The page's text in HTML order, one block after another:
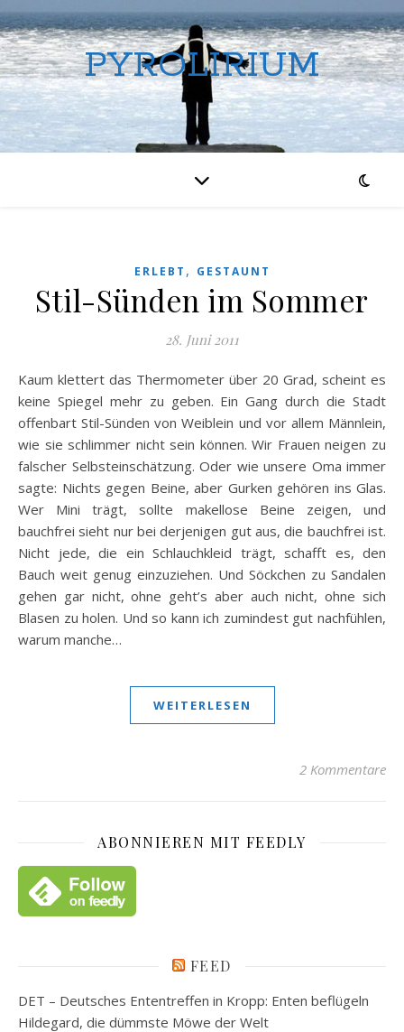
PYROLIRIUM
ERLEBT , GESTAUNT
Stil-Sünden im Sommer
28. Juni 2011
Kaum klettert das Thermometer über 20 Grad, scheint es
keine Spiegel mehr zu geben. Ein Gang durch die Stadt
offenbart Stil-Sünden von Weiblein und vor allem Männlein,
wie sie schlimmer nicht sein können. Wir Frauen neigen zu
falscher Selbsteinschätzung. Oder wie unsere Oma immer
sagte: Nichts gegen Beine, aber Gurken gehören ins Glas.
Wer Mini trägt, sollte makellose Beine zeigen, und
bauchfrei sieht nur bei derjenigen gut aus, die bauchfrei ist.
Nicht jede, die ein Schlauchkleid trägt, schafft es, den
Bauch weit genug einzuziehen. Und Söckchen zu Sandalen
gehen gar nicht, ohne geht’s aber auch nicht, ohne sich
Blasen zu holen. Und so kann ich zumindest gut nachfühlen,
warum manche…
WEITERLESEN
2 Kommentare
ABONNIEREN MIT FEEDLY
FEED
DET – Deutsches Ententreffen in Kropp: Enten beflügeln
Hildegard, die dümmste Möwe der Welt